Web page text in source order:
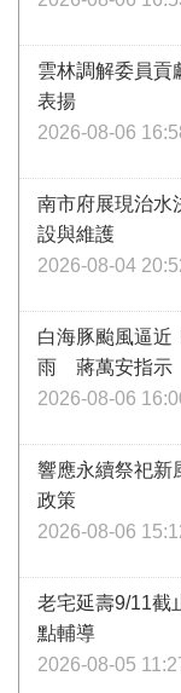
雲林調解委員
表揚
2026-08-06
南市府展現治
設與維護
2026-08-04
白海豚颱風逼近
雨 蔣萬安指示
2026-08-06
響應永續祭祀新
政策
2026-08-06
老宅延壽9/11
點輔導
2026-08-05